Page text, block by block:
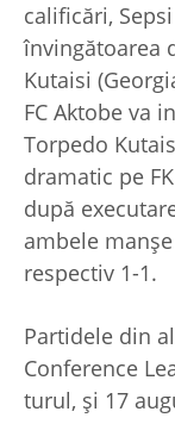
calificări,
învingătoarea
Kutaisi
FC Aktobe va
Torpedo
dramatic pe
după
ambele
respectiv 1-1.
Partidele din
Conference
turul, și 17